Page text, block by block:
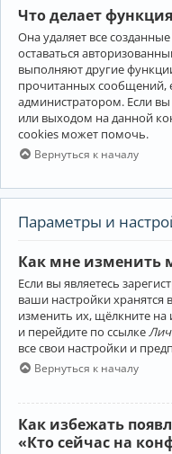
Что делает
Она удаляет все
оставаться
выполняют другие
прочитанных сообщений,
администратором. Если
или выходом на данной
cookies может помочь.
Вернуться к началу
Параметры и
Как мне изменить
Если вы являетесь
ваши настройки
изменить их, щёлкните на
и перейдите по ссылке
все свои настройки и
Вернуться к началу
Как избежать
«Кто сейчас на